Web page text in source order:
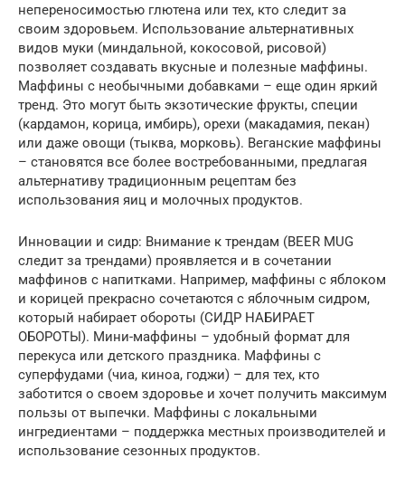
непереносимостью глютена или тех, кто следит за
своим здоровьем. Использование альтернативных
видов муки (миндальной, кокосовой, рисовой)
позволяет создавать вкусные и полезные маффины.
Маффины с необычными добавками – еще один яркий
тренд. Это могут быть экзотические фрукты, специи
(кардамон, корица, имбирь), орехи (макадамия, пекан)
или даже овощи (тыква, морковь). Веганские маффины
– становятся все более востребованными, предлагая
альтернативу традиционным рецептам без
использования яиц и молочных продуктов.
Инновации и сидр: Внимание к трендам (BEER MUG
следит за трендами) проявляется и в сочетании
маффинов с напитками. Например, маффины с яблоком
и корицей прекрасно сочетаются с яблочным сидром,
который набирает обороты (СИДР НАБИРАЕТ
ОБОРОТЫ). Мини-маффины – удобный формат для
перекуса или детского праздника. Маффины с
суперфудами (чиа, киноа, годжи) – для тех, кто
заботится о своем здоровье и хочет получить максимум
пользы от выпечки. Маффины с локальными
ингредиентами – поддержка местных производителей и
использование сезонных продуктов.